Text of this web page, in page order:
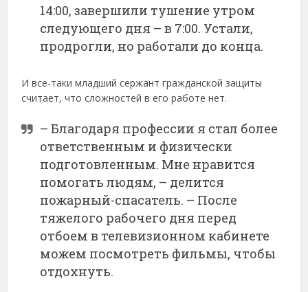
14:00, завершили тушение утром
следующего дня – в 7:00. Устали,
продрогли, но работали до конца.
И все-таки младший сержант гражданской защиты
считает, что сложностей в его работе нет.
– Благодаря профессии я стал более
ответственным и физически
подготовленным. Мне нравится
помогать людям, – делится
пожарный-спасатель. – После
тяжелого рабочего дня перед
отбоем в телевизионном кабинете
можем посмотреть фильмы, чтобы
отдохнуть.